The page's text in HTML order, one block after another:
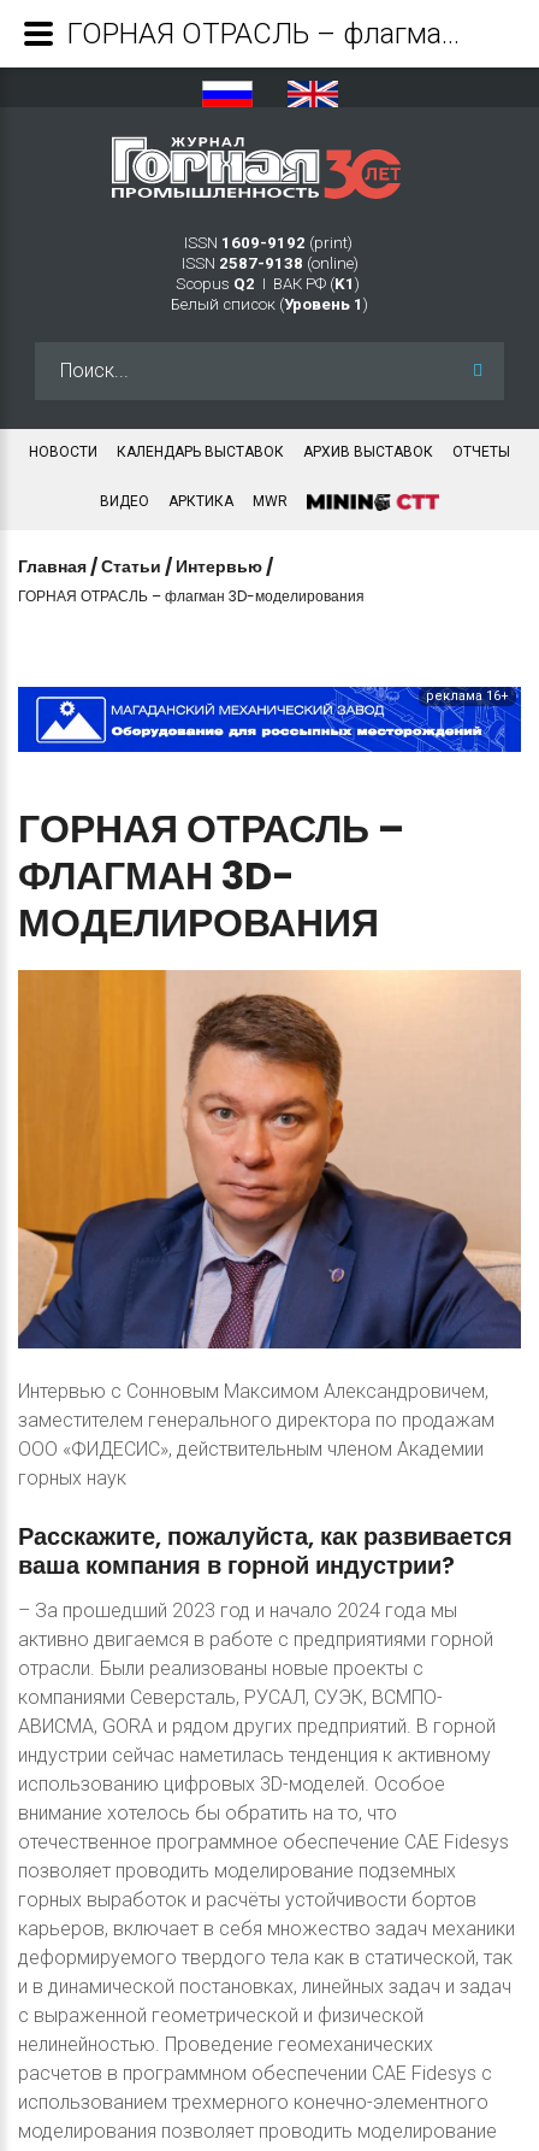
ISSN 1609-9192 (print)
ISSN 2587-9138 (online)
Scopus Q2 Ι ВАК РФ (K1 )
Белый список (Уровень 1 )
НОВОСТИ КАЛЕНДАРЬ ВЫСТАВОК АРХИВ ВЫСТАВОК ОТЧЕТЫ
ВИДЕО АРКТИКА MWR
Главная /Статьи / Интервью /
ГОРНАЯ ОТРАСЛЬ – флагман 3D-моделирования
реклама 16+
ГОРНАЯ ОТРАСЛЬ –
ФЛАГМАН 3D-
МОДЕЛИРОВАНИЯ
Интервью с Сонновым Максимом Александровичем,
заместителем генерального директора по продажам
ООО «ФИДЕСИС», действительным членом Академии
горных наук
Расскажите, пожалуйста, как развивается
ваша компания в горной индустрии?
– За прошедший 2023 год и начало 2024 года мы
активно двигаемся в работе с предприятиями горной
отрасли. Были реализованы новые проекты с
компаниями Северсталь, РУСАЛ, СУЭК, ВСМПО-
АВИСМА, GORA и рядом других предприятий. В горной
индустрии сейчас наметилась тенденция к активному
использованию цифровых 3D-моделей. Особое
внимание хотелось бы обратить на то, что
отечественное программное обеспечение CAE Fidesys
позволяет проводить моделирование подземных
горных выработок и расчёты устойчивости бортов
карьеров, включает в себя множество задач механики
деформируемого твердого тела как в статической, так
и в динамической постановках, линейных задач и задач
с выраженной геометрической и физической
нелинейностью. Проведение геомеханических
расчетов в программном обеспечении CAE Fidesys с
использованием трехмерного конечно-элементного
моделирования позволяет проводить моделирование
ГОРНАЯ ОТРАСЛЬ – флагман 3D-моделирования - Журнал Горная промышленность